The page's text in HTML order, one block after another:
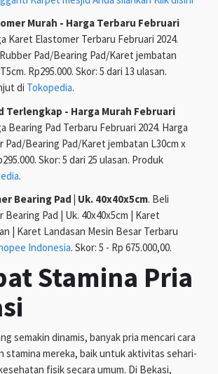
Murah - Harga Terbaru Februari
Karet Elastomer Terbaru Februari 2024.
Pad/Bearing Pad/Karet jembatan
Rp295.000. Skor: 5 dari 13 ulasan.
di Tokopedia.
Terlengkap - Harga Murah Februari
Bearing Pad Terbaru Februari 2024. Harga
Pad/Bearing Pad/Karet jembatan L30cm x
Skor: 5 dari 25 ulasan. Produk
.
Bearing Pad | Uk. 40x40x5cm. Beli
Bearing Pad | Uk. 40x40x5cm | Karet
| Karet Landasan Mesin Besar Terbaru
Indonesia. Skor: 5 - Rp 675.000,00.
Stamina Pria
semakin dinamis, banyak pria mencari cara
stamina mereka, baik untuk aktivitas sehari-
fisik secara umum. Di Bekasi,